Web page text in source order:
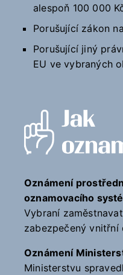
alespoň 100 000
Porušující zákon
Porušující jiný
EU ve vybraných
Oznámení
oznamovacího
Vybraní
zabezpečený vnitřní
Oznámení
Ministerstvu